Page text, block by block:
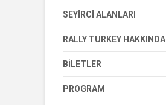
SEYIRCI ALANLARI
RALLY TURKEY HAKKINDA
BILETLER
PROGRAM